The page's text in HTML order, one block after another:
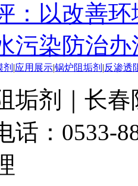
：以改善
污染防治办
剂 应用展示锅炉阻垢剂 反渗透
垢剂｜长
话：0533-